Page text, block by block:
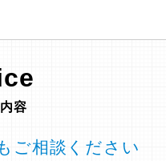
容
ご相談ください